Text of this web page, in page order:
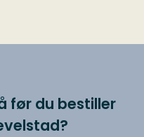
før du bestiller